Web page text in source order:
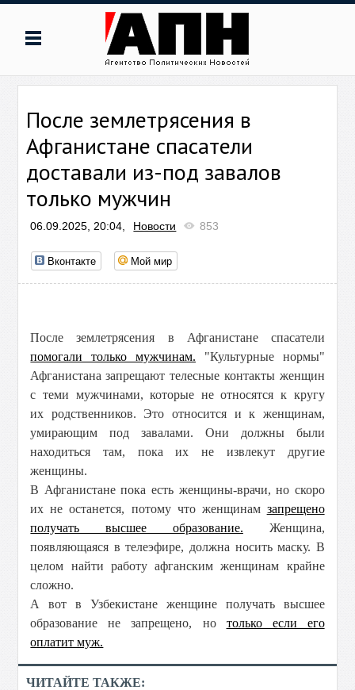
После землетрясения в
Афганистане спасатели
доставали из-под завалов
только мужчин
06.09.2025, 20:04, Новости 853
Вконтакте Мой мир
После землетрясения в Афганистане спасатели
помогали только мужчинам. "Культурные нормы"
Афганистана запрещают телесные контакты женщин
с теми мужчинами, которые не относятся к кругу
их родственников. Это относится и к женщинам,
умирающим под завалами. Они должны были
находиться там, пока их не извлекут другие
женщины.
В Афганистане пока есть женщины-врачи, но скоро
их не останется, потому что женщинам запрещено
получать высшее образование. Женщина,
появляющаяся в телеэфире, должна носить маску. В
целом найти работу афганским женщинам крайне
сложно.
А вот в Узбекистане женщине получать высшее
образование не запрещено, но только если его
оплатит муж.
ЧИТАЙТЕ ТАКЖЕ: